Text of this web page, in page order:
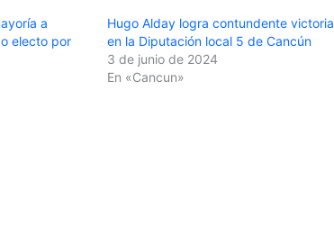
a
electo por
Hugo Alday logra contundente victoria
en la Diputación local 5 de Cancún
3 de junio de 2024
En «Cancun»